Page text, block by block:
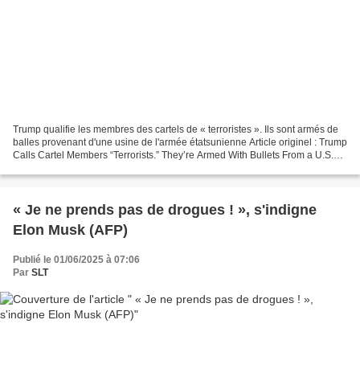
Trump qualifie les membres des cartels de « terroristes ». Ils sont armés de
balles provenant d'une usine de l'armée étatsunienne Article originel : Trump
Calls Cartel Members “Terrorists.” They’re Armed With Bullets From a U.S.
« Je ne prends pas de drogues ! », s'indigne
Elon Musk (AFP)
Publié le 01/06/2025 à 07:06
Par SLT